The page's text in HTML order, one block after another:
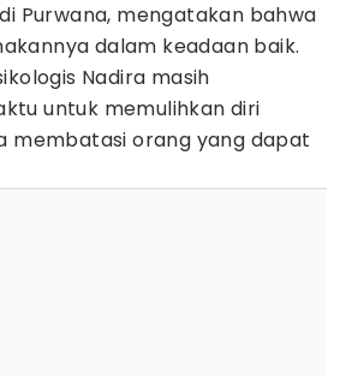
Purwana, mengatakan bahwa
dalam keadaan baik.
Nadira masih
untuk memulihkan diri
membatasi orang yang dapat